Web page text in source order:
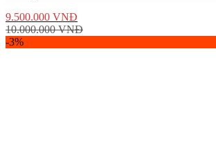
9.500.000 VNĐ
10.000.000VNĐ
-3%